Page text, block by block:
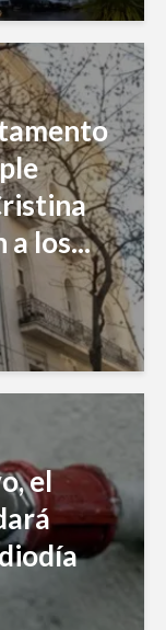
los...
el